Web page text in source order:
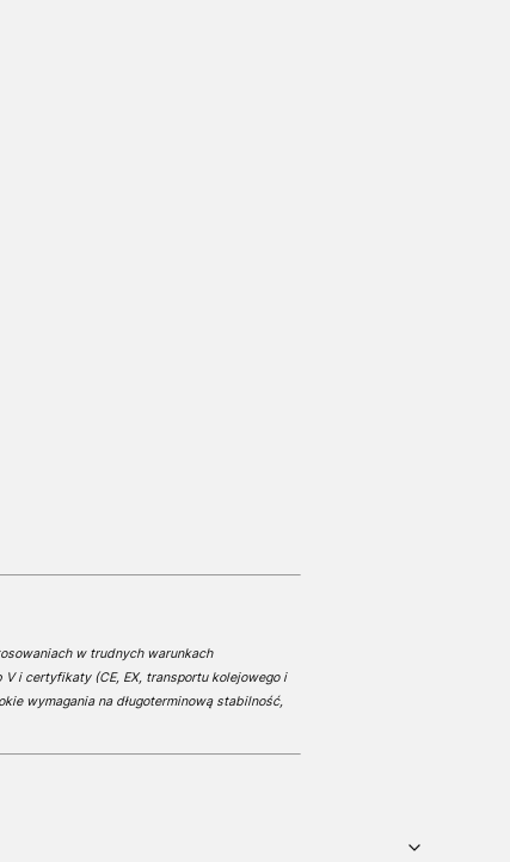
w trudnych warunkach
i certyfikaty (CE, EX, transportu kolejowego i
wymagania na długoterminową stabilność,